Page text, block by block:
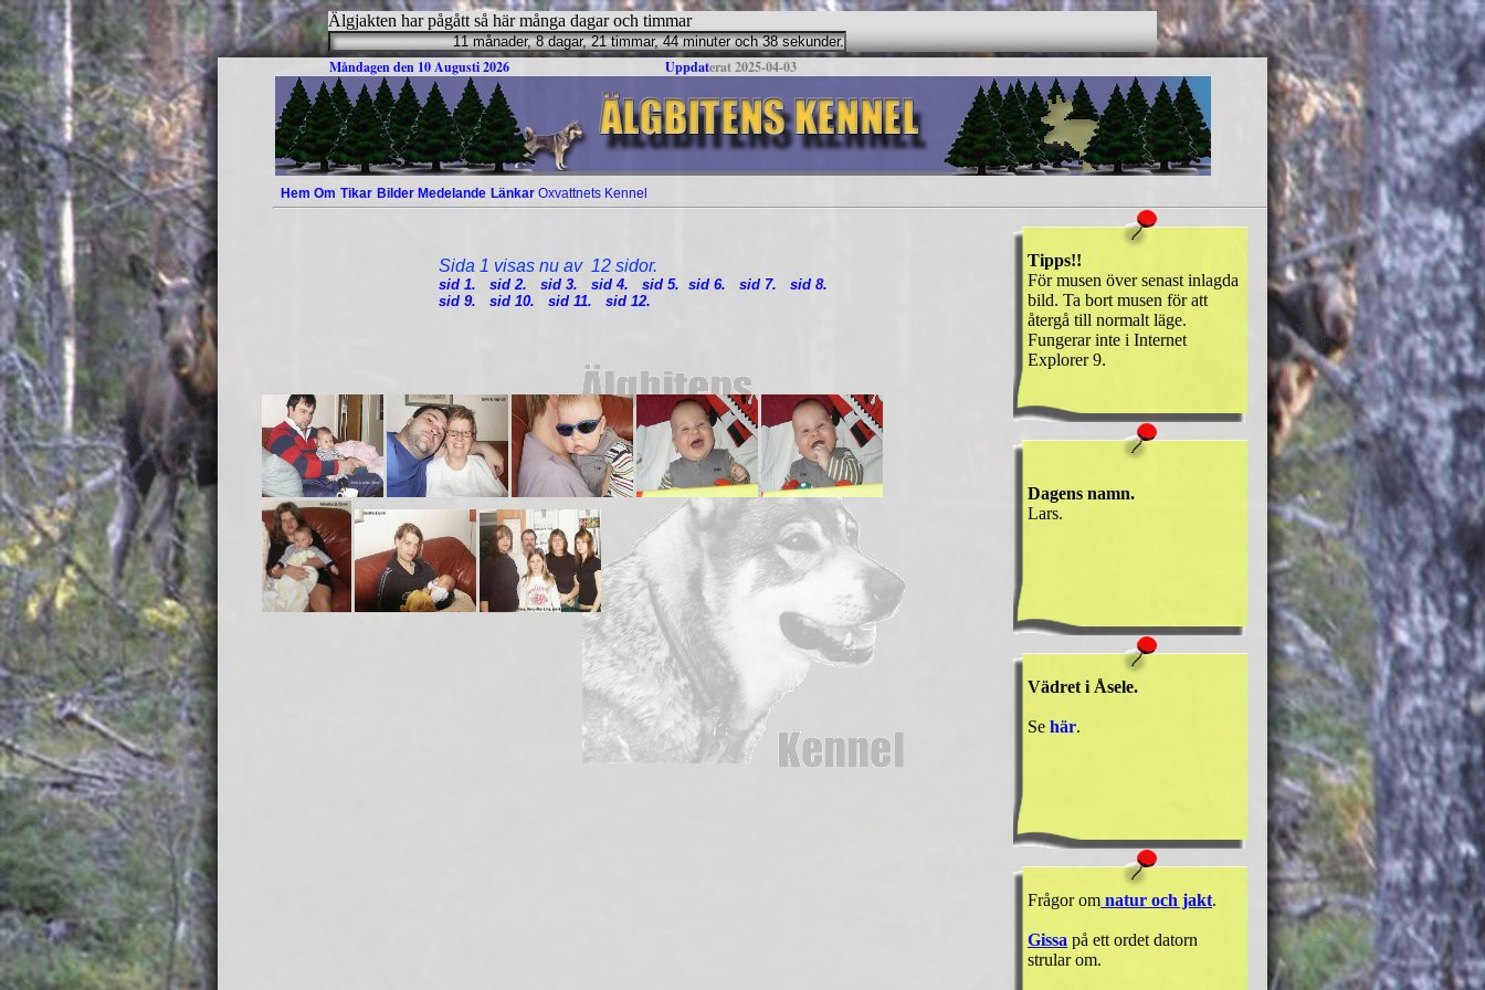
Älgjakten har pågått så här många dagar och timmar
Måndagen den 10 Augusti 2026 Uppdaterat2025-04-03
Hem Om Tikar Bilder Medelande Länkar Oxvattnets Kennel
Sida 1 visas nu av 12 sidor.
sid 1. sid 2. sid 3. sid 4. sid 5. sid 6. sid 7.
sid 8.
sid 9.
sid 10. sid 11. sid 12.
Tipps!!
För musen över senast inlagda
bild. Ta bort musen för att
återgå till normalt läge.
Fungerar inte i Internet
Explorer 9.
Dagens namn.
Lars.
Vädret i Åsele.
Se här.
Frågor om natur och jakt.
Gissa på ett ordet datorn
strular om.